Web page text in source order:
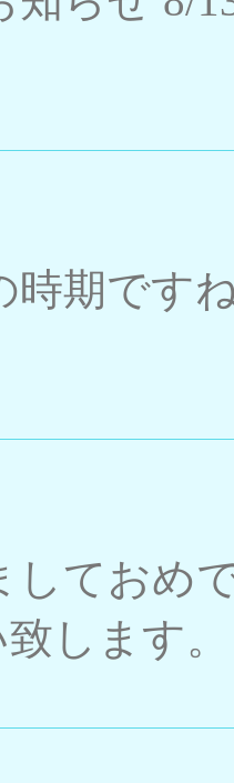
期です
ておめ
します。